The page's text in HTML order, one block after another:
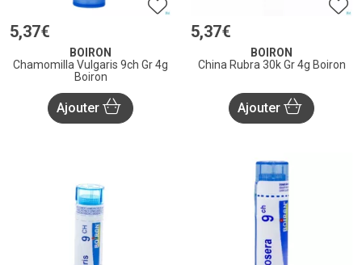
5,37€
BOIRON
Chamomilla Vulgaris 9ch Gr 4g
Boiron
Ajouter
5,37€
BOIRON
China Rubra 30k Gr 4g Boiron
Ajouter